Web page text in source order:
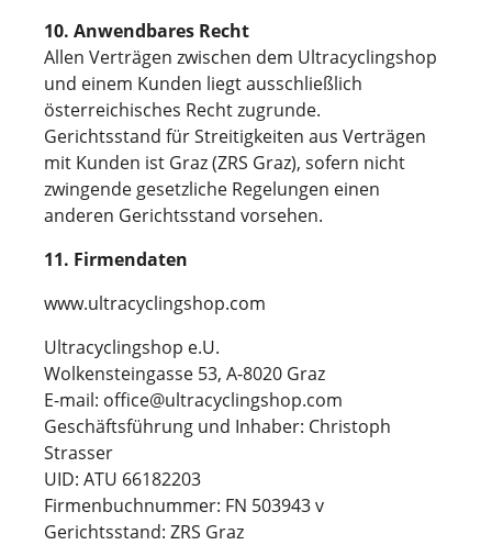
10. Anwendbares Recht
Allen Verträgen zwischen dem Ultracyclingshop
und einem Kunden liegt ausschließlich
österreichisches Recht zugrunde.
Gerichtsstand für Streitigkeiten aus Verträgen
mit Kunden ist Graz (ZRS Graz), sofern nicht
zwingende gesetzliche Regelungen einen
anderen Gerichtsstand vorsehen.
11. Firmendaten
www.ultracyclingshop.com
Ultracyclingshop e.U.
Wolkensteingasse 53, A-8020 Graz
E-mail: office@ultracyclingshop.com
Geschäftsführung und Inhaber: Christoph
Strasser
UID: ATU 66182203
Firmenbuchnummer: FN 503943 v
Gerichtsstand: ZRS Graz